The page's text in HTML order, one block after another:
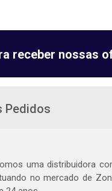
receber nossas
Pedidos
uma distribuidora
no mercado de